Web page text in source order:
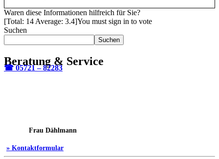
Waren diese Informationen hilfreich für Sie?
[Total: 14 Average: 3.4]You must sign in to vote
Suchen
Suchen
Beratung & Service
☎ 05721 – 82283
Frau Dählmann
» Kontaktformular